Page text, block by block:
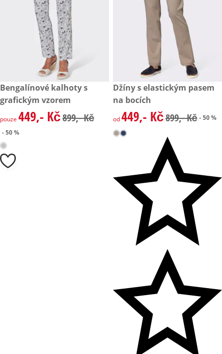
zlevněná cena: 449,- Kč, původní cena: 899,- Kč
- 50 %
Bengalínové kalhoty s
grafickým vzorem
zlevněná cena: 449,- Kč, původní cena: 899,- Kč
pouze 449,- Kč899,- Kč
- 50 %
zlevněná cena: 449,- Kč,
- 50 %
Džíny s elastickým pasem
na bocích
zlevněná cena: 449,- Kč,
od449,- Kč899,- Kč - 50 %